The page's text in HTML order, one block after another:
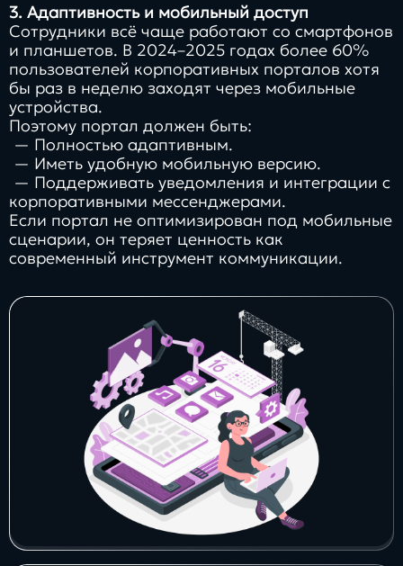
3. Адаптивность и мобильный доступ
Сотрудники всё чаще работают со смартфонов
и планшетов. В 2024–2025 годах более 60%
пользователей корпоративных порталов хотя
бы раз в неделю заходят через мобильные
устройства.
Поэтому портал должен быть:
— Полностью адаптивным.
— Иметь удобную мобильную версию.
— Поддерживать уведомления и интеграции с
корпоративными мессенджерами.
Если портал не оптимизирован под мобильные
сценарии, он теряет ценность как
современный инструмент коммуникации.